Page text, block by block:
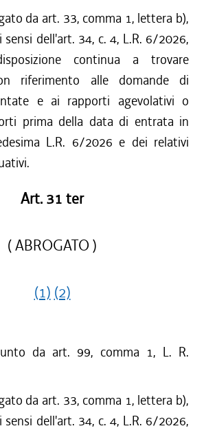
da art. 33, comma 1, lettera b),
sensi dell'art. 34, c. 4, L.R. 6/2026,
continua a trovare
riferimento alle domande di
e ai rapporti agevolativi o
prima della data di entrata in
L.R. 6/2026 e dei relativi
Art. 31 ter
( ABROGATO )
(1) (2)
da art. 99, comma 1, L. R.
da art. 33, comma 1, lettera b),
sensi dell'art. 34, c. 4, L.R. 6/2026,